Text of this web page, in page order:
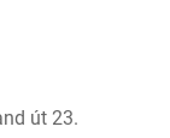
út 23.